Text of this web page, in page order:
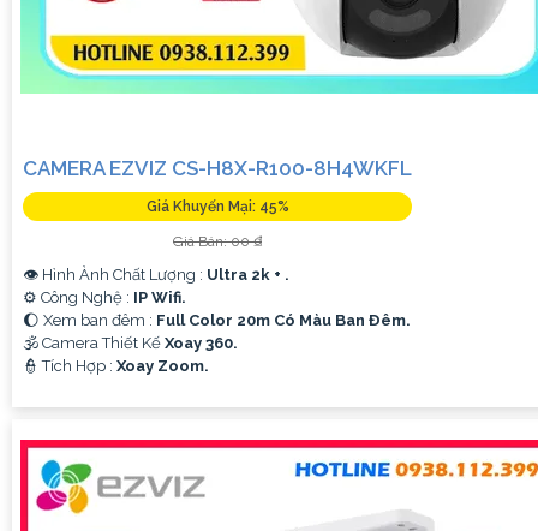
CAMERA EZVIZ CS-H8X-R100-8H4WKFL
Giá Khuyến Mại: 45%
Giá Bán: 00 ₫
👁 Hình Ành Chất Lượng : Ultra 2k + .
⚙ Công Nghệ : IP Wifi.
🌔 Xem ban đêm : Full Color 20m Có Màu Ban Ðêm.
🕉️ Camera Thiết Kế Xoay 360.
️👮 Tích Hợp : Xoay Zoom.